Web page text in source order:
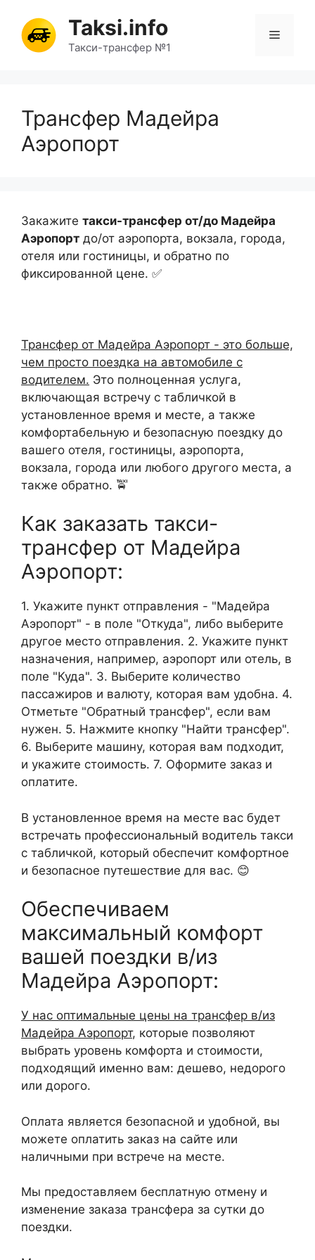
содержимому
Taksi.info
Такси-трансфер №1
Меню
Трансфер Мадейра
Аэропорт
Закажите такси-трансфер от/до Мадейра
Аэропорт до/от аэропорта, вокзала, города,
отеля или гостиницы, и обратно по
фиксированной цене. ✅
Трансфер от Мадейра Аэропорт - это больше,
чем просто поездка на автомобиле с
водителем. Это полноценная услуга,
включающая встречу с табличкой в
установленное время и месте, а также
комфортабельную и безопасную поездку до
вашего отеля, гостиницы, аэропорта,
вокзала, города или любого другого места, а
также обратно. 🚖
Как заказать такси-
трансфер от Мадейра
Аэропорт:
1. Укажите пункт отправления - "Мадейра
Аэропорт" - в поле "Откуда", либо выберите
другое место отправления. 2. Укажите пункт
назначения, например, аэропорт или отель, в
поле "Куда". 3. Выберите количество
пассажиров и валюту, которая вам удобна. 4.
Отметьте "Обратный трансфер", если вам
нужен. 5. Нажмите кнопку "Найти трансфер".
6. Выберите машину, которая вам подходит,
и укажите стоимость. 7. Оформите заказ и
оплатите.
В установленное время на месте вас будет
встречать профессиональный водитель такси
с табличкой, который обеспечит комфортное
и безопасное путешествие для вас. 😊
Обеспечиваем
максимальный комфорт
вашей поездки в/из
Мадейра Аэропорт:
У нас оптимальные цены на трансфер в/из
Мадейра Аэропорт, которые позволяют
выбрать уровень комфорта и стоимости,
подходящий именно вам: дешево, недорого
или дорого.
Оплата является безопасной и удобной, вы
можете оплатить заказ на сайте или
наличными при встрече на месте.
Мы предоставляем бесплатную отмену и
изменение заказа трансфера за сутки до
поездки.